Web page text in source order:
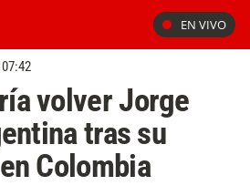
EN VIVO
volver Jorge
tras su
Colombia